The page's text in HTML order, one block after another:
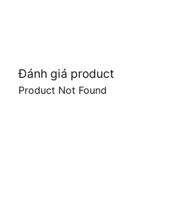
Đánh giá product
Product Not Found